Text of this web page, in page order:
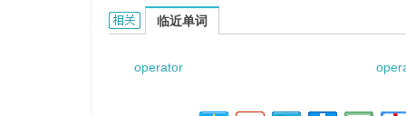
operator distribution的相关资料：
临近单词
operator